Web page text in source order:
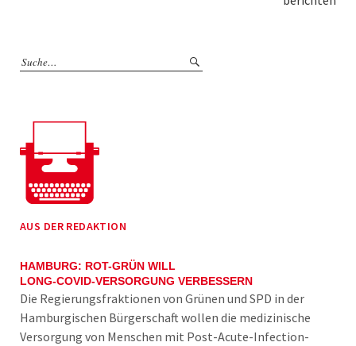
AUS DER REDAKTION
HAMBURG: ROT-GRÜN WILL
LONG-COVID-VERSORGUNG VERBESSERN
Die Regierungsfraktionen von Grünen und SPD in der
Hamburgischen Bürgerschaft wollen die medizinische
Versorgung von Menschen mit Post-Acute-Infection-